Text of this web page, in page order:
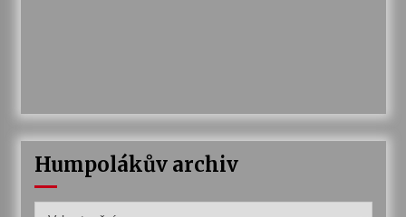
Humpolákův archiv